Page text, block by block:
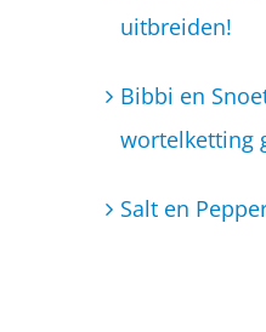
uitbreiden!
Bibbi en
wortelketting
Salt en